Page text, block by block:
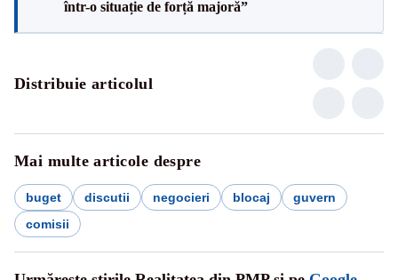
într-o situație de forță majoră”
Distribuie articolul
Mai multe articole despre
buget discutii negocieri blocaj
guvern
comisii